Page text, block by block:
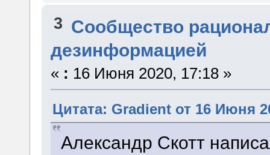
3 Сообщество
дезинформацией
« : 16 Июня 2020, 17:18 »
Цитата: Gradient от 16 Июня
Александр Скотт